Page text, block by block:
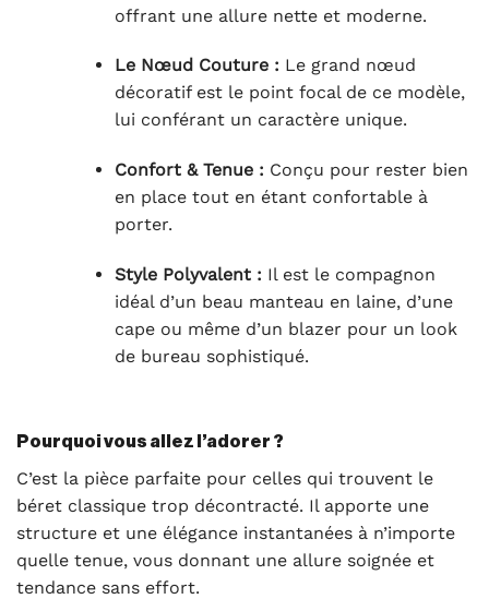
offrant une allure nette et moderne.
Le Nœud Couture : Le grand nœud
décoratif est le point focal de ce modèle,
lui conférant un caractère unique.
Confort & Tenue : Conçu pour rester bien
en place tout en étant confortable à
porter.
Style Polyvalent : Il est le compagnon
idéal d’un beau manteau en laine, d’une
cape ou même d’un blazer pour un look
de bureau sophistiqué.
Pourquoi vous allez l’adorer ?
C’est la pièce parfaite pour celles qui trouvent le
béret classique trop décontracté. Il apporte une
structure et une élégance instantanées à n’importe
quelle tenue, vous donnant une allure soignée et
tendance sans effort.